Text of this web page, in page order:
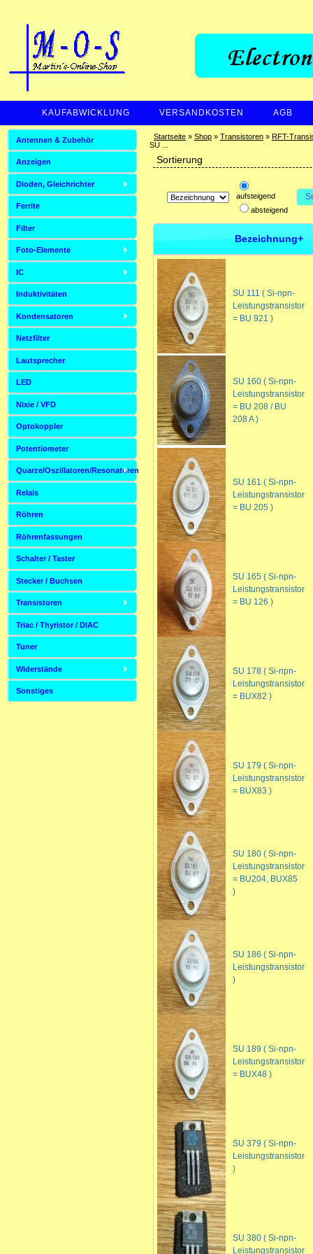
KAUFABWICKLUNG VERSANDKOSTEN AGB
ZAHLUNGSARTEN Startseite» Shop» Transistoren» RFT-
SU ...
Sortierung
aufsteigend
absteigend
Bezeichnung+
SU 111 ( Si-npn-
Leistungstransistor
= BU 921 )
SU 160 ( Si-npn-
Leistungstransistor
= BU 208 / BU
208 A )
SU 161 ( Si-npn-
Leistungstransistor
= BU 205 )
SU 165 ( Si-npn-
Leistungstransistor
= BU 126 )
SU 178 ( Si-npn-
Leistungstransistor
= BUX82 )
SU 179 ( Si-npn-
Leistungstransistor
= BUX83 )
SU 180 ( Si-npn-
Leistungstransistor
= BU204, BUX85
)
SU 186 ( Si-npn-
Leistungstransistor
)
SU 189 ( Si-npn-
Leistungstransistor
= BUX48 )
SU 379 ( Si-npn-
Leistungstransistor
)
SU 380 ( Si-npn-
Leistungstransistor
Antennen & Zubehör
Anzeigen
Dioden, Gleichrichter
Ferrite
Filter
Foto-Elemente
IC
Induktivitäten
Kondensatoren
Netzfilter
Lautsprecher
LED
Nixie / VFD
Optokoppler
Potentiometer
Quarze/Oszillatoren/Resonatoren
Relais
Röhren
Röhrenfassungen
Schalter / Taster
Stecker / Buchsen
Transistoren
Triac / Thyristor / DIAC
Tuner
Widerstände
Sonstiges